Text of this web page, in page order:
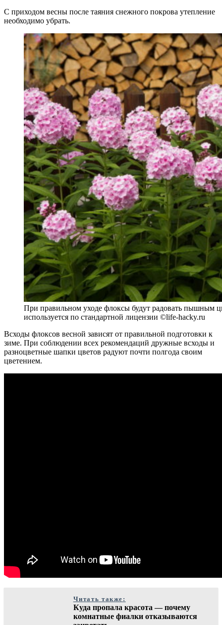
С приходом весны после таяния снежного покрова утепление
необходимо убрать.
При правильном уходе флоксы будут радовать пышным
используется по стандартной лицензии ©life-hacky.ru
Всходы флоксов весной зависят от правильной подготовки к
зиме. При соблюдении всех рекомендаций дружные всходы и
разноцветные шапки цветов радуют почти полгода своим
цветением.
Читать также:
Куда пропала красота — почему
комнатные фиалки отказываются